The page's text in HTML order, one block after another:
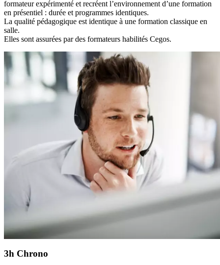
formateur expérimenté et recréent l’environnement d’une formation
en présentiel : durée et programmes identiques.
La qualité pédagogique est identique à une formation classique en
salle.
Elles sont assurées par des formateurs habilités Cegos.
3h Chrono